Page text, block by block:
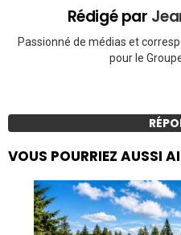
Rédigé par
Passionné de médias et
pour le
VOUS POURRIEZ AUSSI